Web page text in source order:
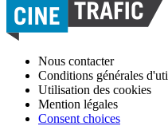
Nous contacter
Conditions générales
Utilisation des cookies
Mention légales
Consent choices